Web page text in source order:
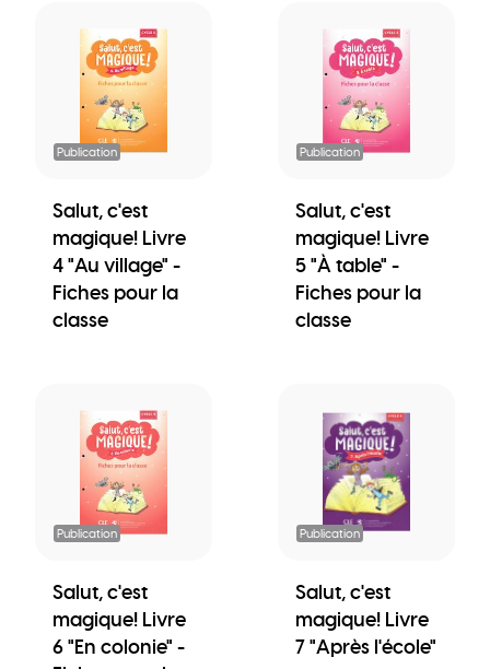
Publication
Salut, c'est
magique! Livre
4 "Au village" -
Fiches pour la
classe
Publication
Salut, c'est
magique! Livre
5 "À table" -
Fiches pour la
classe
Publication
Salut, c'est
magique! Livre
6 "En colonie" -
Publication
Salut, c'est
magique! Livre
7 "Après l'école"